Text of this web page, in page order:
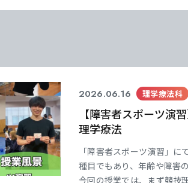
2026.06.16 理学療法科
【障害者スポーツ演
理学療法
「障害者スポーツ演習」
種目でもあり、年齢や障害
今回の授業では、まず競技